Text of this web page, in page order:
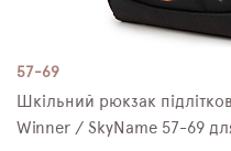
57-69
Шкільний рюкзак
Winner / SkyName 57-69